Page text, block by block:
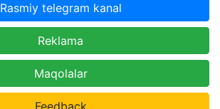
Rasmiy telegram kanal
Reklama
Maqolalar